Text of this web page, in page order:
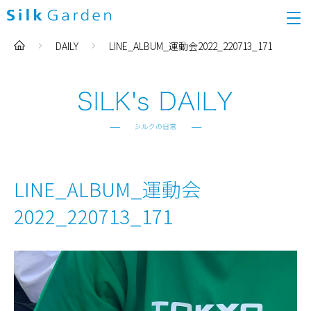
DAILY LINE_ALBUM_運動会2022_220713_171
LINE_ALBUM_運動会
2022_220713_171